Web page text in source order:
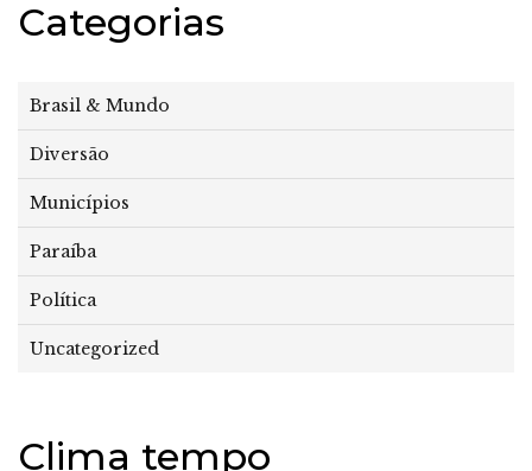
Categorias
Brasil & Mundo
Diversão
Municípios
Paraíba
Política
Uncategorized
Clima tempo